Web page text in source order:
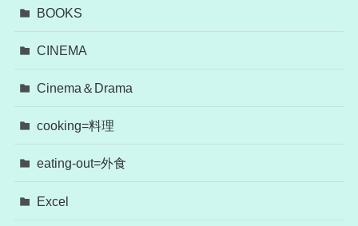
BOOKS
CINEMA
Cinema＆Drama
cooking=料理
eating-out=外食
Excel